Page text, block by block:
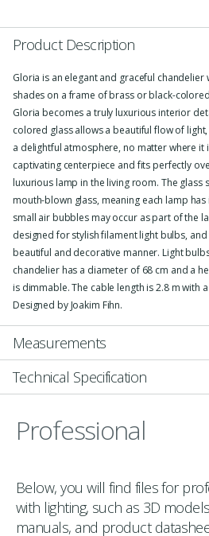
Product Description
Gloria is an elegant and graceful
shades on a frame of brass or black-
Gloria becomes a truly luxurious interior
colored glass allows a beautiful flow of
a delightful atmosphere, no matter where it
captivating centerpiece and fits perfectly
luxurious lamp in the living room. The glass
mouth-blown glass, meaning each lamp
small air bubbles may occur as part of the
designed for stylish filament light bulbs,
beautiful and decorative manner. Light
chandelier has a diameter of 68 cm and a
is dimmable. The cable length is 2.8 m with
Designed by Joakim Fihn.
Measurements
Technical Specification
Professional
Below, you will find files for
with lighting, such as 3D
manuals, and product